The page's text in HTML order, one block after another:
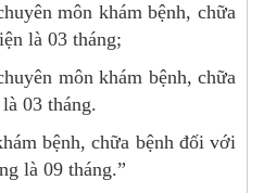
môn khám bệnh, chữa
là 03 tháng;
môn khám bệnh, chữa
03 tháng.
bệnh, chữa bệnh đối với
là 09 tháng.”